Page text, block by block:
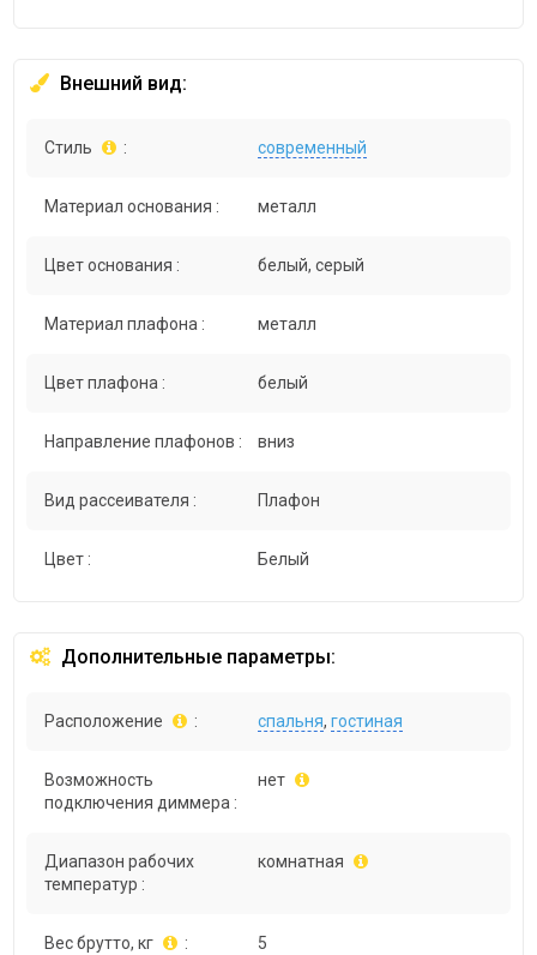
Внешний вид:
Стиль : современный
Материал основания : металл
Цвет основания : белый, серый
Материал плафона : металл
Цвет плафона : белый
Направление плафонов : вниз
Вид рассеивателя : Плафон
Цвет : Белый
Дополнительные параметры:
Расположение : спальня,гостиная
Возможность
подключения диммера :
нет
Диапазон рабочих
температур :
комнатная
Вес брутто, кг : 5